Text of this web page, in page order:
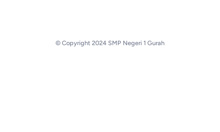
© Copyright 2024 SMP Negeri 1 Gurah